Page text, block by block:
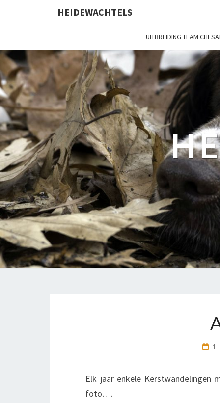
HEIDEWACHTELS
UITBREIDING TEAM
1
Elk jaar enkele Kerstwandelingen
foto….